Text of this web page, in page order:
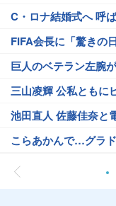
C・ロナ結婚式へ 呼
FIFA会長に「驚きの
巨人のベテラン左腕
三山凌輝 公私ともに
池田直人 佐藤佳奈と
こらあかんで…グラ